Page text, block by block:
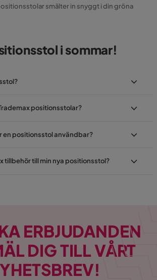
smälter in snyggt i din gröna
i sommar!
positionsstolar?
en positionsstol användbar?
tillbehör till min nya positionsstol?
ERBJUDANDEN
DIG TILL VÅRT